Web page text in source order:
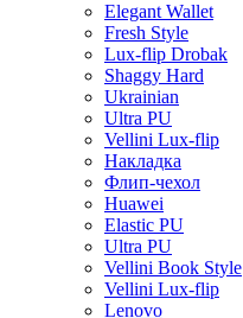
Elegant Wallet
Fresh Style
Lux-flip Drobak
Shaggy Hard
Ukrainian
Ultra PU
Vellini Lux-flip
Накладка
Флип-чехол
Huawei
Elastic PU
Ultra PU
Vellini Book Style
Vellini Lux-flip
Lenovo